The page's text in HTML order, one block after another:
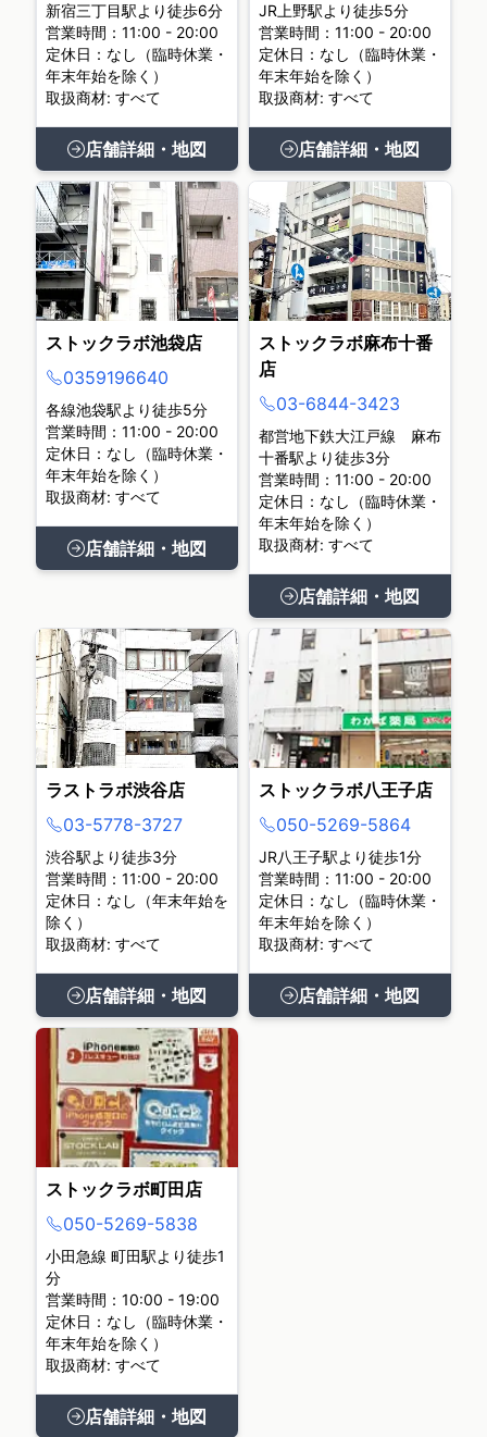
新宿三丁目駅より徒歩6分
営業時間：11:00 - 20:00
定休日：なし（臨時休業・
年末年始を除く）
取扱商材: すべて
店舗詳細・地図
JR上野駅より徒歩5分
営業時間：11:00 - 20:00
定休日：なし（臨時休業・
年末年始を除く）
取扱商材: すべて
店舗詳細・地図
ストックラボ池袋店
0359196640
各線池袋駅より徒歩5分
営業時間：11:00 - 20:00
定休日：なし（臨時休業・
年末年始を除く）
取扱商材: すべて
店舗詳細・地図
ストックラボ麻布十番
店
03-6844-3423
都営地下鉄大江戸線 麻布
十番駅より徒歩3分
営業時間：11:00 - 20:00
定休日：なし（臨時休業・
年末年始を除く）
取扱商材: すべて
店舗詳細・地図
ラストラボ渋谷店
03-5778-3727
渋谷駅より徒歩3分
営業時間：11:00 - 20:00
定休日：なし（年末年始を
除く）
取扱商材: すべて
店舗詳細・地図
ストックラボ八王子店
050-5269-5864
JR八王子駅より徒歩1分
営業時間：11:00 - 20:00
定休日：なし（臨時休業・
年末年始を除く）
取扱商材: すべて
店舗詳細・地図
ストックラボ町田店
050-5269-5838
小田急線 町田駅より徒歩1
分
営業時間：10:00 - 19:00
定休日：なし（臨時休業・
年末年始を除く）
取扱商材: すべて
店舗詳細・地図